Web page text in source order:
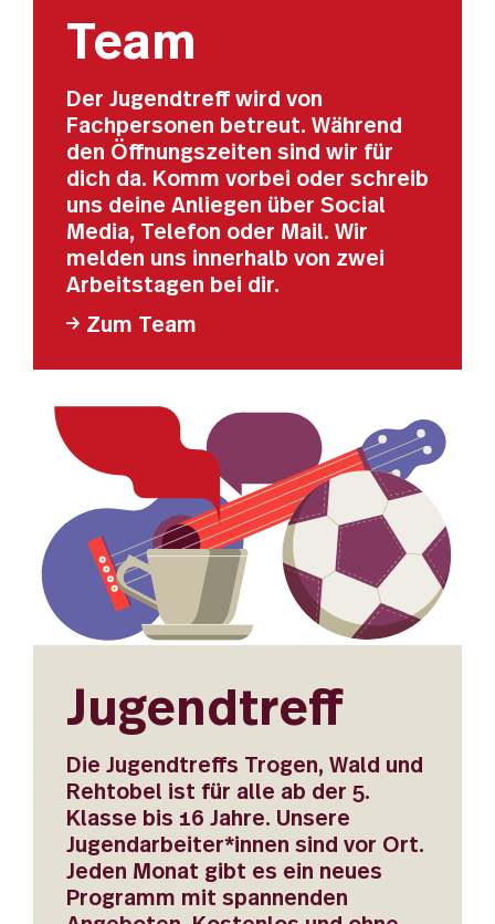
Jugendtreff
Die Jugendtreffs Trogen, Wald und
Rehtobel ist für alle ab der 5.
Klasse bis 16 Jahre. Unsere
Jugendarbeiter*innen sind vor Ort.
Jeden Monat gibt es ein neues
Programm mit spannenden
Team
Der Jugendtreff wird von
Fachpersonen betreut. Während
den Öffnungszeiten sind wir für
dich da. Komm vorbei oder schreib
uns deine Anliegen über Social
Media, Telefon oder Mail. Wir
melden uns innerhalb von zwei
Arbeitstagen bei dir.
Zum Team